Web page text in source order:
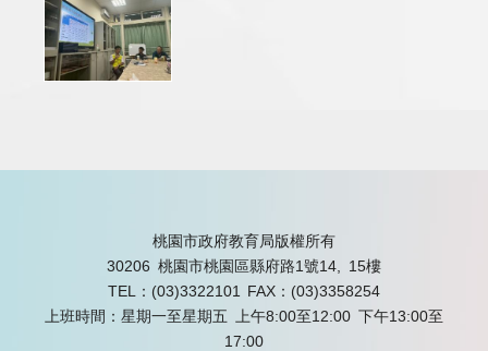
桃園市政府教育局版權所有
30206 桃園市桃園區縣府路1號14, 15樓
TEL：(03)3322101
FAX：(03)3358254
上班時間：星期一至星期五 上午8:00至12:00 下午13:00至
17:00